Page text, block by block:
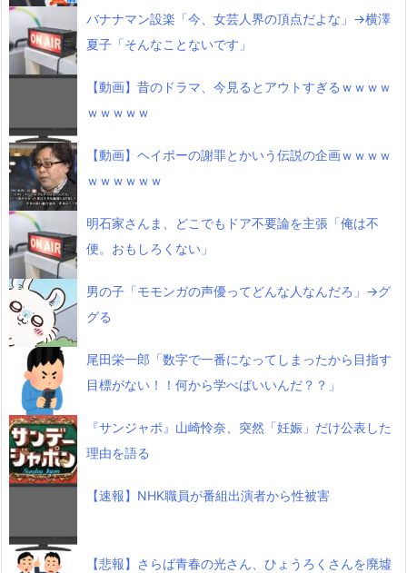
バナナマン設楽「今、女芸人界の頂点だよな」→横澤
夏子「そんなことないです」
【動画】昔のドラマ、今見るとアウトすぎるｗｗｗｗ
ｗｗｗｗｗ
【動画】ヘイポーの謝罪とかいう伝説の企画ｗｗｗｗ
ｗｗｗｗｗｗ
明石家さんま、どこでもドア不要論を主張「俺は不
便。おもしろくない」
男の子「モモンガの声優ってどんな人なんだろ」→グ
グる
尾田栄一郎「数字で一番になってしまったから目指す
目標がない！！何から学べばいいんだ？？」
『サンジャポ』山崎怜奈、突然「妊娠」だけ公表した
理由を語る
【速報】NHK職員が番組出演者から性被害
【悲報】さらば青春の光さん、ひょうろくさんを廃墟